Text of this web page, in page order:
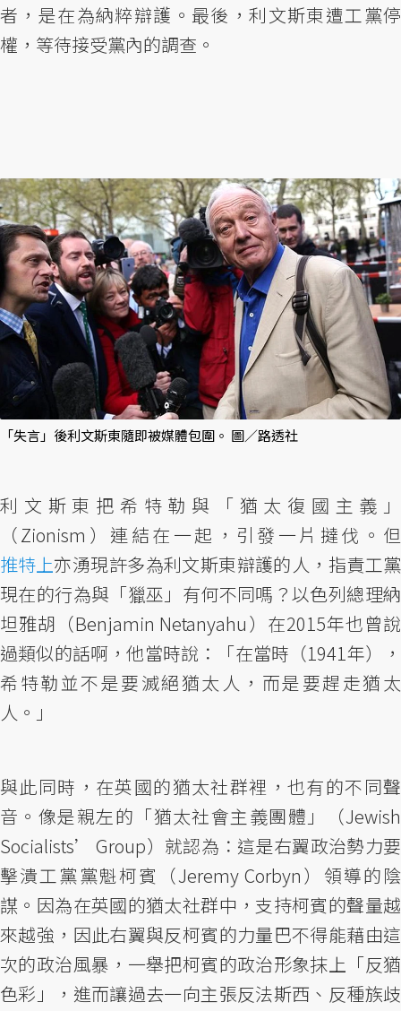
者，是在為納粹辯護。最後，利文斯東遭工黨停
權，等待接受黨內的調查。
「失言」後利文斯東隨即被媒體包圍。 圖／路透社
利文斯東把希特勒與「猶太復國主義」
（Zionism）連結在一起，引發一片撻伐。但
推特上亦湧現許多為利文斯東辯護的人，指責工黨
現在的行為與「獵巫」有何不同嗎？以色列總理納
坦雅胡（Benjamin Netanyahu）在2015年也曾說
過類似的話啊，他當時說：「在當時（1941年），
希特勒並不是要滅絕猶太人，而是要趕走猶太
人。」
與此同時，在英國的猶太社群裡，也有的不同聲
音。像是親左的「猶太社會主義團體」（Jewish
Socialists’ Group）就認為：這是右翼政治勢力要
擊潰工黨黨魁柯賓（Jeremy Corbyn）領導的陰
謀。因為在英國的猶太社群中，支持柯賓的聲量越
來越強，因此右翼與反柯賓的力量巴不得能藉由這
次的政治風暴，一舉把柯賓的政治形象抹上「反猶
色彩」，進而讓過去一向主張反法斯西、反種族歧